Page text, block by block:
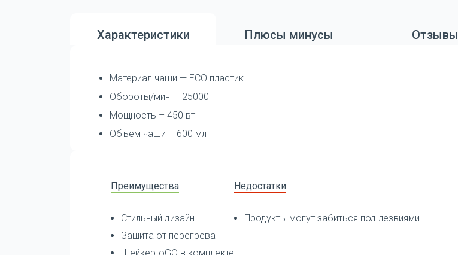
Характеристики Плюсы минусы Отзывы
Материал чаши — ECO пластик
Обороты/мин — 25000
Мощность – 450 вт
Объем чаши – 600 мл
Преимущества
Стильный дизайн
Защита от перегрева
Недостатки
Продукты могут забиться под лезвиями